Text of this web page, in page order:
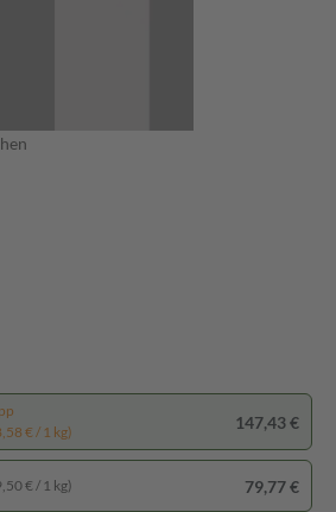
€ / 1 kg)
147,43 €
€ / 1 kg) 79,77 €